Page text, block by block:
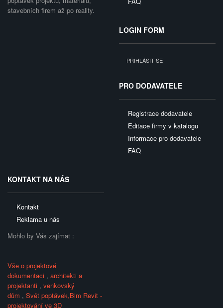
stavebních firem až po reality.
LOGIN FORM
PŘIHLÁSIT SE
PRO DODAVATELE
Registrace dodavatele
Editace firmy v katalogu
Informace pro dodavatele
FAQ
KONTAKT NA NÁS
Kontakt
Reklama u nás
Mohlo by Vás zajímat :
Vše o projektové
dokumentaci , architekti a
projektanti , venkovský
dům , Svět poptávek,Bim Revit -
projektování ve 3D